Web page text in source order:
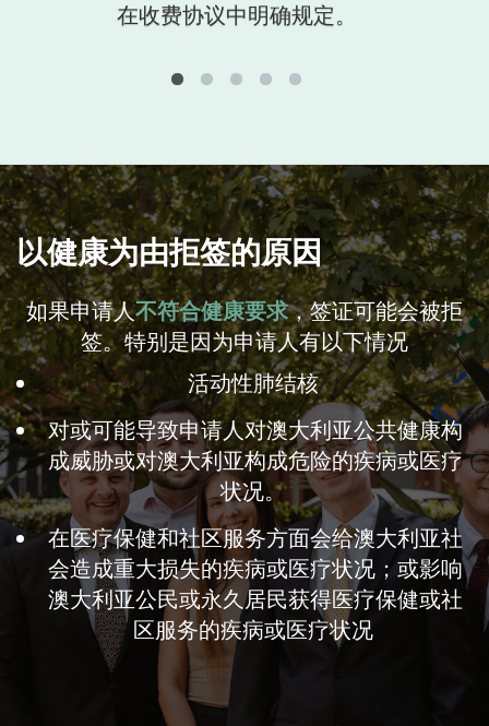
在收费协议中明确规定。
以健康为由拒签的原因
如果申请人不符合健康要求，签证可能会被拒
签。特别是因为申请人有以下情况
活动性肺结核
对或可能导致申请人对澳大利亚公共健康构
成威胁或对澳大利亚构成危险的疾病或医疗
状况。
在医疗保健和社区服务方面会给澳大利亚社
会造成重大损失的疾病或医疗状况；或影响
澳大利亚公民或永久居民获得医疗保健或社
区服务的疾病或医疗状况